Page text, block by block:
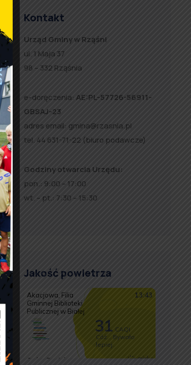
Kontakt
Urząd Gminy w Rząśni
ul. 1 Maja 37
98 – 332 Rząśnia
e-doręczenia: AE:PL-57726-56911-
GBSAJ-23
adres email: gmina@rzasnia.pl
tel. 44 631-71-22 (biuro podawcze)
Godziny otwarcia Urzędu:
pon.: 9:00 – 17:00
wt. – pt.: 7:30 – 15:30
Jakość powietrza